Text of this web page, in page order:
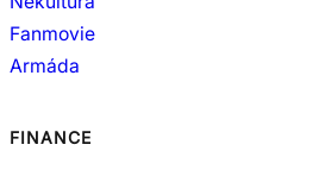
Fanmovie
Armáda
FINANCE